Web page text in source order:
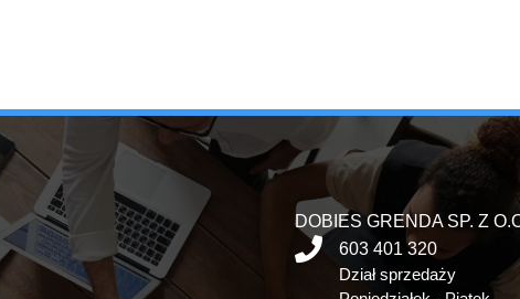
DOBIES GRENDA SP. Z
603 401 320
Dział sprzedaży